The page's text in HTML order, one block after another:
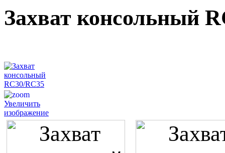
Захват консольный
Увеличить
изображение